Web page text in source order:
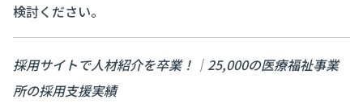
検討ください。
採用サイトで人材紹介を卒業！｜25,000の医療福祉事業
所の採用支援実績